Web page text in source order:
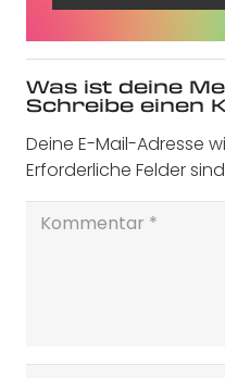
Was ist deine
Schreibe einen
Deine E-Mail-Adresse
Erforderliche Felder